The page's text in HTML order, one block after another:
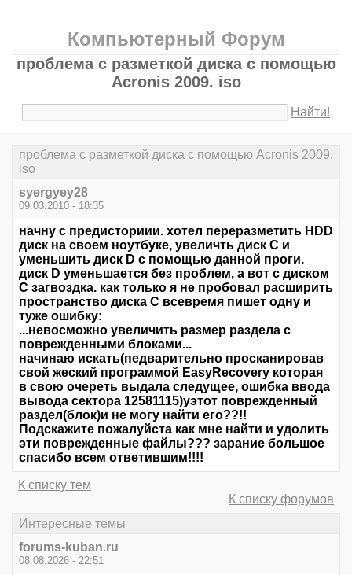
Компьютерный Форум
проблема с разметкой диска с помощью
Acronis 2009. iso
Найти!
проблема с разметкой диска с помощью Acronis 2009.
iso
syergyey28
09.03.2010 - 18:35
начну с предисториии. хотел переразметить HDD
диск на своем ноутбуке, увеличть диск С и
уменьшить диск D с помощью данной проги.
диск D уменьшается без проблем, а вот с диском
С загвоздка. как только я не пробовал расширить
пространство диска С всевремя пишет одну и
туже ошибку:
...невосможно увеличить размер раздела с
поврежденными блоками...
начинаю искать(педварительно просканировав
свой жеский программой EasyRecovery которая
в свою очереть выдала следущее, ошибка ввода
вывода сектора 12581115)yэтот поврежденный
раздел(блок)и не могу найти его??!!
Подскажите пожалуйста как мне найти и удолить
эти поврежденные файлы??? зарание большое
спасибо всем ответившим!!!!
К списку тем
К списку форумов
Интересные темы
forums-kuban.ru
08.08.2026 - 22:51